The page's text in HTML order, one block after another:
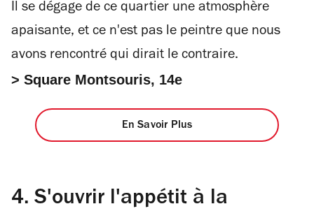
Il se dégage de ce quartier une atmosphère
apaisante, et ce n'est pas le peintre que nous
avons rencontré qui dirait le contraire.
> Square Montsouris, 14e
En Savoir Plus
4. S'ouvrir l'appétit à la